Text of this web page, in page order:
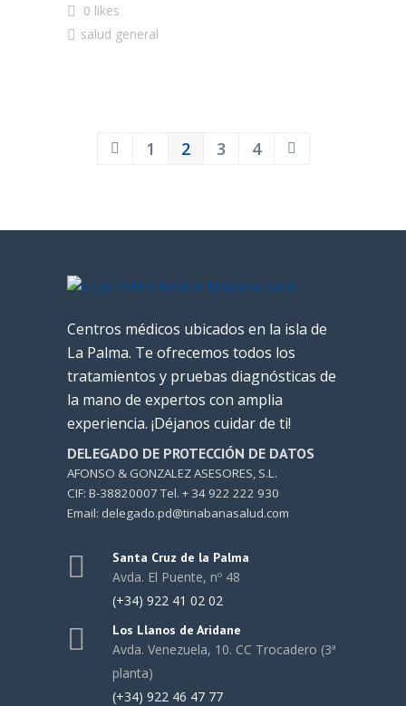
0 likes
salud general
1 2 3 4
Centros médicos ubicados en la isla de
La Palma. Te ofrecemos todos los
tratamientos y pruebas diagnósticas de
la mano de expertos con amplia
experiencia. ¡Déjanos cuidar de ti!
DELEGADO DE PROTECCIÓN DE DATOS
AFONSO & GONZALEZ ASESORES, S.L.
CIF: B-38820007 Tel. + 34 922 222 930
Email: delegado.pd@tinabanasalud.com
Santa Cruz de la Palma
Avda. El Puente, nº 48
(+34) 922 41 02 02
Los Llanos de Aridane
Avda. Venezuela, 10. CC Trocadero (3ª
planta)
(+34) 922 46 47 77